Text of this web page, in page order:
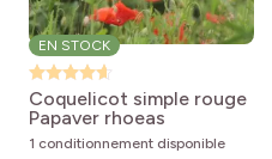
EN STOCK
Coquelicot simple rouge
Papaver rhoeas
1 conditionnement disponible